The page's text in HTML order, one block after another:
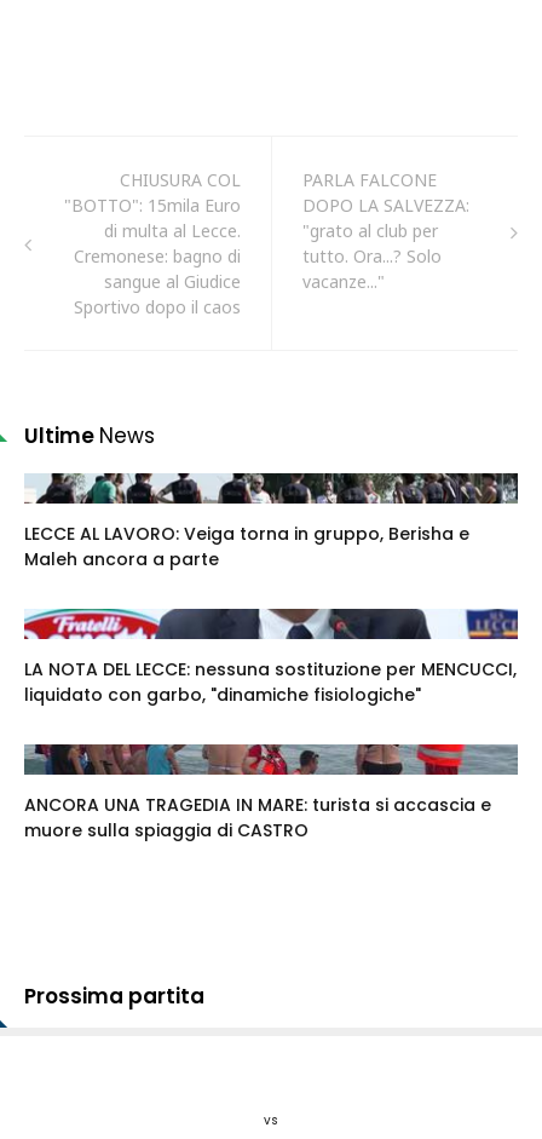
CHIUSURA COL
"BOTTO": 15mila Euro
di multa al Lecce.
Cremonese: bagno di
sangue al Giudice
Sportivo dopo il caos
PARLA FALCONE
DOPO LA SALVEZZA:
"grato al club per
tutto. Ora...? Solo
vacanze..."
Ultime News
LECCE AL LAVORO: Veiga torna in gruppo, Berisha e
Maleh ancora a parte
LA NOTA DEL LECCE: nessuna sostituzione per MENCUCCI,
liquidato con garbo, "dinamiche fisiologiche"
ANCORA UNA TRAGEDIA IN MARE: turista si accascia e
muore sulla spiaggia di CASTRO
Prossima partita
vs